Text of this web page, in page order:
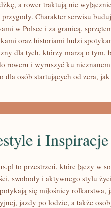
a rower traktują nie
Charakter serwisu
w Polsce i za granicą,
oraz historiami ludzi
dla tych, którzy marzą o tym,
roweru i wyruszyć ku
dla osób startujących od zera,
i Inspiracje
to przestrzeń, które łączy w
swobody i aktywnego stylu
się miłośnicy rolkarstwa,
jazdy po lodzie, a także